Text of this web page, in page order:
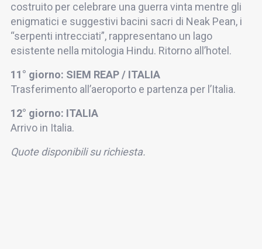
costruito per celebrare una guerra vinta mentre gli
enigmatici e suggestivi bacini sacri di Neak Pean, i
“serpenti intrecciati”, rappresentano un lago
esistente nella mitologia Hindu. Ritorno all’hotel.
11° giorno: SIEM REAP / ITALIA
Trasferimento all’aeroporto e partenza per l’Italia.
12° giorno: ITALIA
Arrivo in Italia.
Quote disponibili su richiesta.